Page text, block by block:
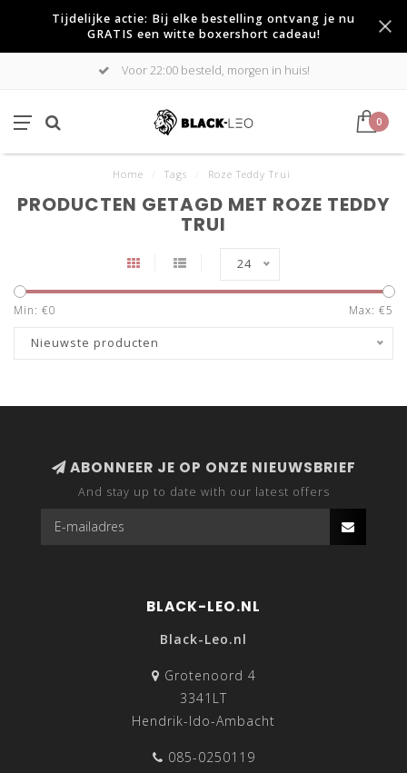
Tijdelijke actie: Bij elke bestelling ontvang je nu
GRATIS een witte boxershort cadeau!
Voor 22:00 besteld, morgen in huis!
0
Home Tags Roze Teddy Trui
PRODUCTEN GETAGD MET ROZE TEDDY
TRUI
24
Min: €0 Max: €5
Nieuwste producten
ABONNEER JE OP ONZE NIEUWSBRIEF
And stay up to date with our latest offers
BLACK-LEO.NL
Black-Leo.nl
Grotenoord 4
3341LT
Hendrik-Ido-Ambacht
085-0250119